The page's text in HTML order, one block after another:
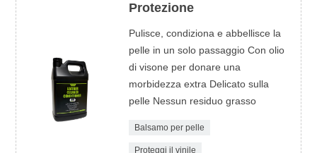
Protezione
Pulisce, condiziona e abbellisce la
pelle in un solo passaggio Con olio
di visone per donare una
morbidezza extra Delicato sulla
pelle Nessun residuo grasso
Balsamo per pelle
Proteggi il vinile